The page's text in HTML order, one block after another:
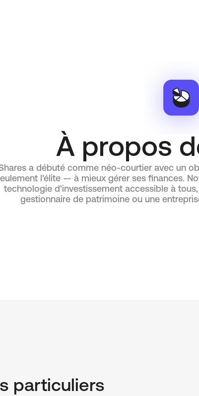
À propos
a débuté comme néo-courtier avec un
l’élite — à mieux gérer ses finances.
technologie d’investissement accessible à
gestionnaire de patrimoine ou une
particuliers